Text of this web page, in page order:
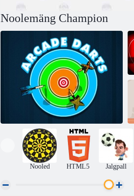
Noolemäng Champion
Nooled HTML5 Jalgpall